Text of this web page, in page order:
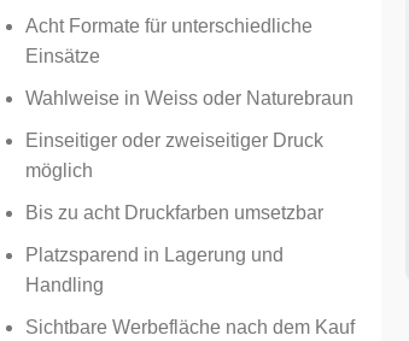
Acht Formate für unterschiedliche
Einsätze
Wahlweise in Weiss oder Naturebraun
Einseitiger oder zweiseitiger Druck
möglich
Bis zu acht Druckfarben umsetzbar
Platzsparend in Lagerung und
Handling
Sichtbare Werbefläche nach dem Kauf